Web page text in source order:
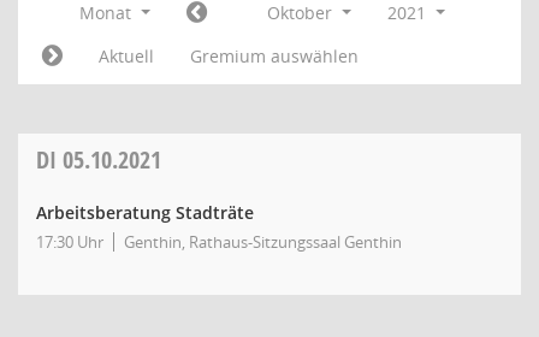
Monat Oktober
2021
Aktuell
Gremium auswählen
DI 05.10.2021
Arbeitsberatung Stadträte
17:30 Uhr Genthin, Rathaus-Sitzungssaal Genthin